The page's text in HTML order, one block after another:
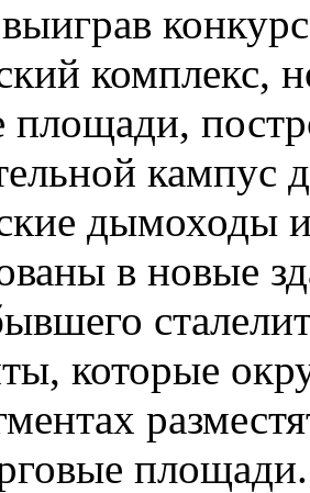
комплекс,
площади,
дымоходы
в новые
которые
площади.